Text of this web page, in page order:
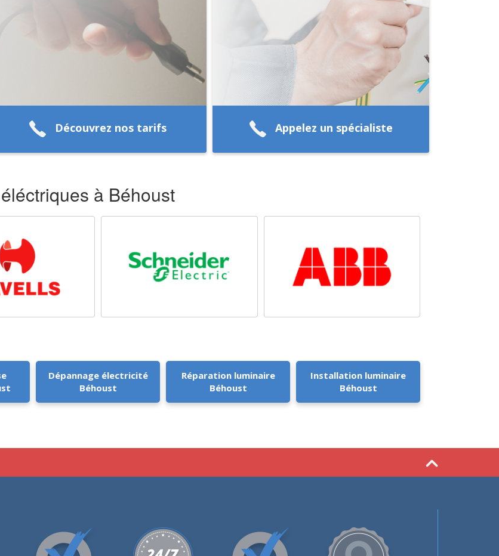
Découvrez nos tarifs Appelez un spécialiste
à Béhoust
Dépannage électricité
Béhoust
Réparation luminaire
Béhoust
Installation luminaire
Béhoust